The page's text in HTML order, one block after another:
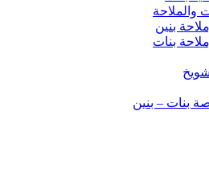
والملاحة
بنين
بنات
بنات – بنين